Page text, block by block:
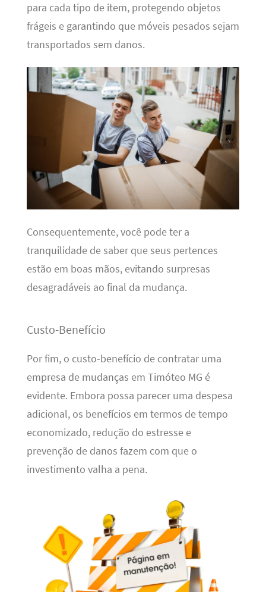
para cada tipo de item, protegendo objetos
frágeis e garantindo que móveis pesados sejam
transportados sem danos.
Consequentemente, você pode ter a
tranquilidade de saber que seus pertences
estão em boas mãos, evitando surpresas
desagradáveis ao final da mudança.
Custo-Benefício
Por fim, o custo-benefício de contratar uma
empresa de mudanças em Timóteo MG é
evidente. Embora possa parecer uma despesa
adicional, os benefícios em termos de tempo
economizado, redução do estresse e
prevenção de danos fazem com que o
investimento valha a pena.